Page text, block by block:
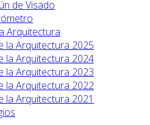
de Visado
Arquitectura
la Arquitectura 2025
la Arquitectura 2024
la Arquitectura 2023
la Arquitectura 2022
la Arquitectura 2021